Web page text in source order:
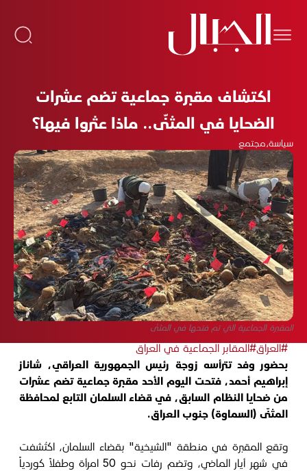
اكتشاف مقبرة جماعية تضم عشرات
الضحايا في المثنّى.. ماذا عثروا فيها؟
سياسة،مجتمع
المقبرة الجماعية التي تم فتحها في المثنّى
#العراق#المقابر الجماعية في العراق
بحضور وفد تترأسه زوجة رئيس الجمهورية العراقي، شاناز
إبراهيم أحمد، فتحت اليوم الأحد مقبرة جماعية تضم عشرات
من ضحايا النظام السابق، في قضاء السلمان التابع لمحافظة
المثنّى (السماوة) جنوب العراق.
وتقع المقبرة في منطقة "الشيخية" بقضاء السلمان، اكتُشفت
في شهر أيار الماضي، وتضم رفات نحو 50 امرأة وطفلاً كوردياً